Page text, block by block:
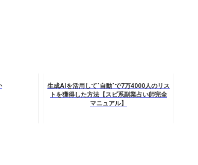
生成AIを活用して"自動"で7万4000人のリス
トを獲得した方法【スピ系副業占い師完全
マニュアル】